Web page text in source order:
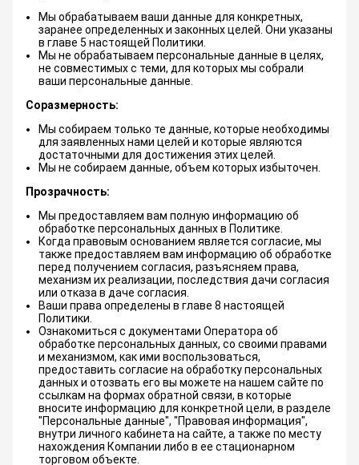
Мы обрабатываем ваши данные для конкретных,
заранее определенных и законных целей. Они указаны
в главе 5 настоящей Политики.
Мы не обрабатываем персональные данные в целях,
не совместимых с теми, для которых мы собрали
ваши персональные данные.
Соразмерность:
Мы собираем только те данные, которые необходимы
для заявленных нами целей и которые являются
достаточными для достижения этих целей.
Мы не собираем данные, объем которых избыточен.
Прозрачность:
Мы предоставляем вам полную информацию об
обработке персональных данных в Политике.
Когда правовым основанием является согласие, мы
также предоставляем вам информацию об обработке
перед получением согласия, разъясняем права,
механизм их реализации, последствия дачи согласия
или отказа в даче согласия.
Ваши права определены в главе 8 настоящей
Политики.
Ознакомиться с документами Оператора об
обработке персональных данных, со своими правами
и механизмом, как ими воспользоваться,
предоставить согласие на обработку персональных
данных и отозвать его вы можете на нашем сайте по
ссылкам на формах обратной связи, в которые
вносите информацию для конкретной цели, в разделе
"Персональные данные", "Правовая информация",
внутри личного кабинета на сайте, а также по месту
нахождения Компании либо в ее стационарном
торговом объекте.